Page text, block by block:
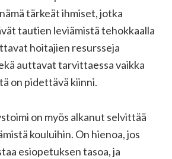
tärkeät ihmiset, jotka
tautien leviämistä tehokkaalla
hoitajien resursseja
auttavat tarvittaessa vaikka
on pidettävä kiinni.
on myös alkanut selvittää
kouluihin. On hienoa, jos
esiopetuksen tasoa, ja